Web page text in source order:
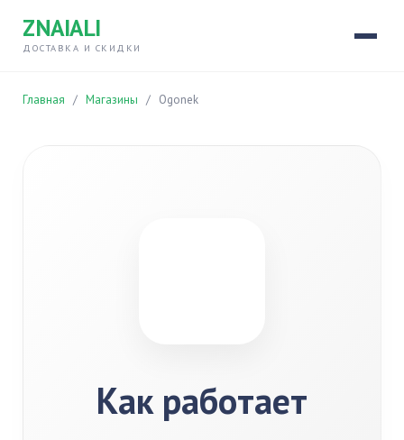
ZNAIALI
ДОСТАВКА И СКИДКИ
Главная / Магазины / Ogonek
Как работает